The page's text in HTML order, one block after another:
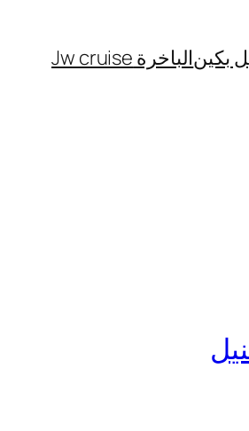
بكينالباخرة Jw cruise